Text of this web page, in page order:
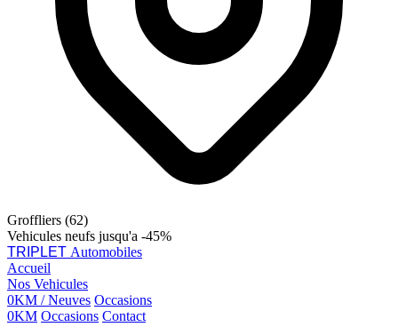
Groffliers (62)
Vehicules neufs jusqu'a -45%
TRIPLET Automobiles
Accueil
Nos Vehicules
0KM / Neuves Occasions
0KM Occasions Contact